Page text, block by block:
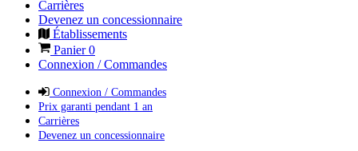
Carrières
Devenez un concessionnaire
Établissements
Panier0
Connexion / Commandes
Connexion / Commandes
Prix garanti pendant 1 an
Carrières
Devenez un concessionnaire